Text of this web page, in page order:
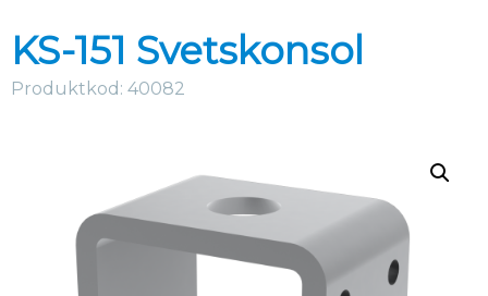
KS-151 Svetskonsol
Produktkod: 40082